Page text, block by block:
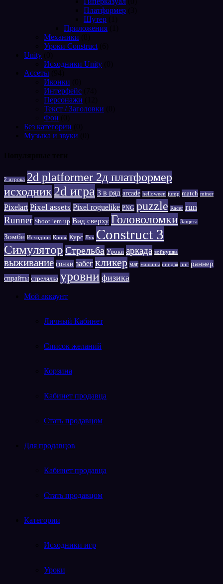
Платформер
Шутер
Приложения
Механики
Уроки Construct
Unity
Исходники Unity
Ассеты
Иконки
Интерфейс
Персонажи
Текст / Заголовки
Фон
Без категории
Музыка и звуки
2 игрока 2d platformer 2д платформер
исходник 2d игра 3 в ряд arcade helloween jump match miner
Pixelart Pixel assets Pixel roguelike PNG puzzle Racer run
Runner Shoot ’em up Вид сверху Головоломки Защита
Зомби Исходник Кровь Курс Лук Сonstruct 3
Симулятор Стрельба Уроки аркада войнушка
выживание гонки забег кликер маг машины ниндзя пнг раннер
спрайты стрелялка уровни физика
Мой аккаунт
Личный Кабинет
Список желаний
Корзина
Кабинет продавца
Стать продавцом
Для продавцов
Кабинет продавца
Стать продавцом
Категории
Исходники игр
Уроки